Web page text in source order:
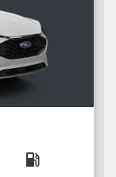
local_gas_station